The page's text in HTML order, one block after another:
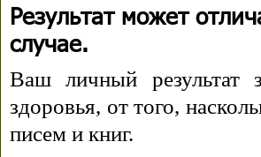
Результат может
случае.
Ваш личный результат
здоровья, от того,
писем и книг.